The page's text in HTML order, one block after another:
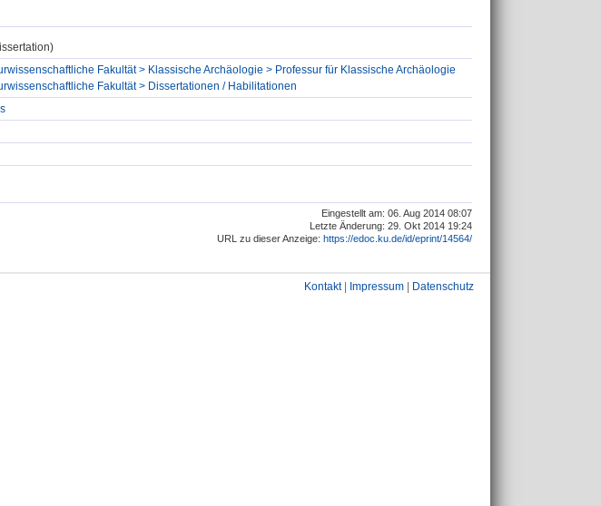
Fakultät > Klassische Archäologie > Professur für Klassische Archäologie
Fakultät > Dissertationen / Habilitationen
Eingestellt am: 06. Aug 2014 08:07
Letzte Änderung: 29. Okt 2014 19:24
URL zu dieser Anzeige: https://edoc.ku.de/id/eprint/14564/
Kontakt| Impressum Datenschutz